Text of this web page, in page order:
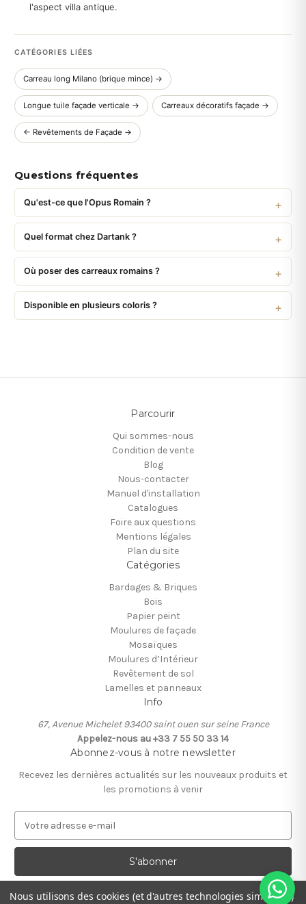
l'aspect villa antique.
CATÉGORIES LIÉES
Carreau long Milano (brique mince) →
Longue tuile façade verticale → Carreaux décoratifs façade →
← Revêtements de Façade →
Questions fréquentes
Qu'est-ce que l'Opus Romain ?
Quel format chez Dartank ?
Où poser des carreaux romains ?
Disponible en plusieurs coloris ?
Parcourir
Qui sommes-nous
Condition de vente
Blog
Nous-contacter
Manuel d'installation
Catalogues
Foire aux questions
Mentions légales
Plan du site
Catégories
Bardages & Briques
Bois
Papier peint
Moulures de façade
Mosaïques
Moulures d’Intérieur
Revêtement de sol
Lamelles et panneaux
Info
67, Avenue Michelet 93400 saint ouen sur seine France
Appelez-nous au +33 7 55 50 33 14
Abonnez-vous à notre newsletter
Recevez les dernières actualités sur les nouveaux produits et
les promotions à venir
r
s
Nous utilisons des cookies (et d'autres technologies similaires)